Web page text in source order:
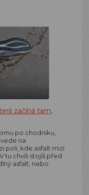
začíná tam,
po chodníku,
na
poli, kde asfalt mizí
tu chvíli stojíš před
asfalt, nebo